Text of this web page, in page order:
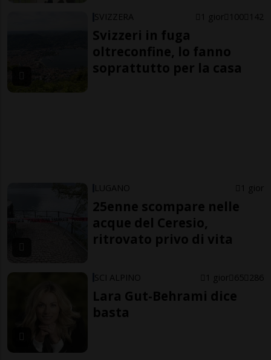
SVIZZERA 1 gior 100 142
Svizzeri in fuga
oltreconfine, lo fanno
soprattutto per la casa
LUGANO 1 gior
25enne scompare nelle
acque del Ceresio,
ritrovato privo di vita
SCI ALPINO 1 gior 65 286
Lara Gut-Behrami dice
basta